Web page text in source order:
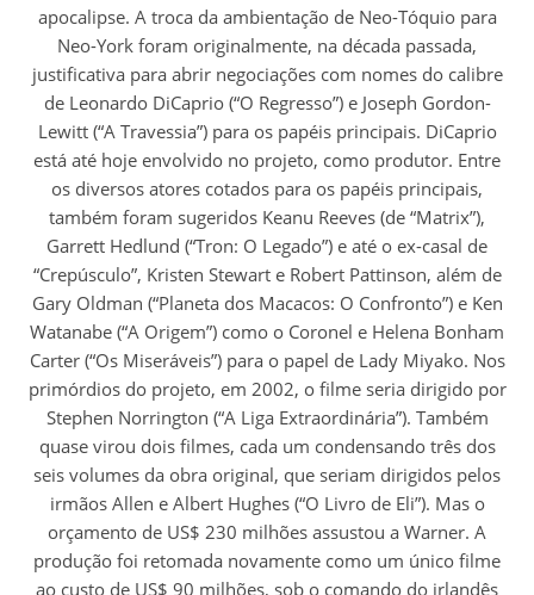
apocalipse. A troca da ambientação de Neo-Tóquio para
Neo-York foram originalmente, na década passada,
justificativa para abrir negociações com nomes do calibre
de Leonardo DiCaprio (“O Regresso”) e Joseph Gordon-
Lewitt (“A Travessia”) para os papéis principais. DiCaprio
está até hoje envolvido no projeto, como produtor. Entre
os diversos atores cotados para os papéis principais,
também foram sugeridos Keanu Reeves (de “Matrix”),
Garrett Hedlund (“Tron: O Legado”) e até o ex-casal de
“Crepúsculo”, Kristen Stewart e Robert Pattinson, além de
Gary Oldman (“Planeta dos Macacos: O Confronto”) e Ken
Watanabe (“A Origem”) como o Coronel e Helena Bonham
Carter (“Os Miseráveis”) para o papel de Lady Miyako. Nos
primórdios do projeto, em 2002, o filme seria dirigido por
Stephen Norrington (“A Liga Extraordinária”). Também
quase virou dois filmes, cada um condensando três dos
seis volumes da obra original, que seriam dirigidos pelos
irmãos Allen e Albert Hughes (“O Livro de Eli”). Mas o
orçamento de US$ 230 milhões assustou a Warner. A
produção foi retomada novamente como um único filme
ao custo de US$ 90 milhões, sob o comando do irlandês